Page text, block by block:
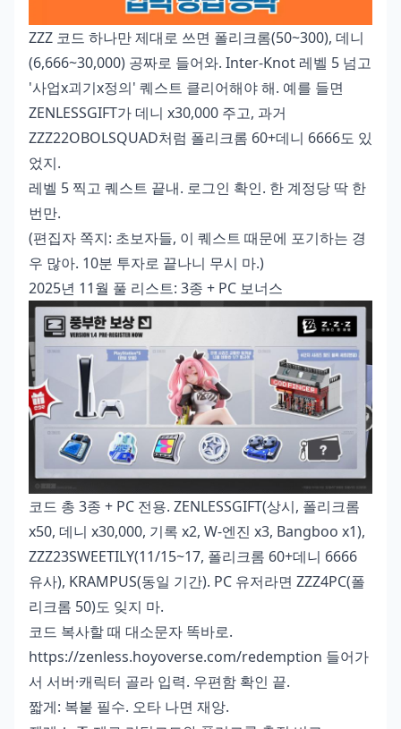
ZZZ 코드 하나만 제대로 쓰면 폴리크롬(50~300), 데니
(6,666~30,000) 공짜로 들어와. Inter-Knot 레벨 5 넘고
'사업x괴기x정의' 퀘스트 클리어해야 해. 예를 들면
ZENLESSGIFT가 데니 x30,000 주고, 과거
ZZZ22OBOLSQUAD처럼 폴리크롬 60+데니 6666도 있
었지.
레벨 5 찍고 퀘스트 끝내. 로그인 확인. 한 계정당 딱 한
번만.
(편집자 쪽지: 초보자들, 이 퀘스트 때문에 포기하는 경
우 많아. 10분 투자로 끝나니 무시 마.)
2025년 11월 풀 리스트: 3종 + PC 보너스
코드 총 3종 + PC 전용. ZENLESSGIFT(상시, 폴리크롬
x50, 데니 x30,000, 기록 x2, W-엔진 x3, Bangboo x1),
ZZZ23SWEETILY(11/15~17, 폴리크롬 60+데니 6666
유사), KRAMPUS(동일 기간). PC 유저라면 ZZZ4PC(폴
리크롬 50)도 잊지 마.
코드 복사할 때 대소문자 똑바로.
https://zenless.hoyoverse.com/redemption 들어가
서 서버·캐릭터 골라 입력. 우편함 확인 끝.
짧게: 복붙 필수. 오타 나면 재앙.